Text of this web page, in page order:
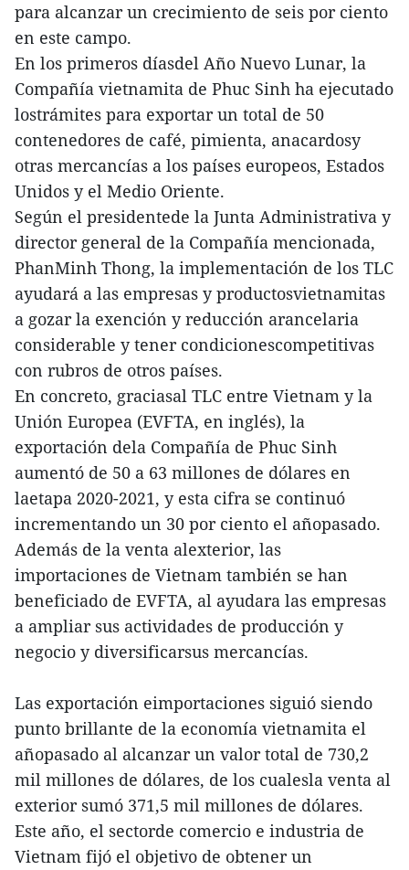
para alcanzar un crecimiento de seis por ciento
en este campo.
En los primeros díasdel Año Nuevo Lunar, la
Compañía vietnamita de Phuc Sinh ha ejecutado
lostrámites para exportar un total de 50
contenedores de café, pimienta, anacardosy
otras mercancías a los países europeos, Estados
Unidos y el Medio Oriente.
Según el presidentede la Junta Administrativa y
director general de la Compañía mencionada,
PhanMinh Thong, la implementación de los TLC
ayudará a las empresas y productosvietnamitas
a gozar la exención y reducción arancelaria
considerable y tener condicionescompetitivas
con rubros de otros países.
En concreto, graciasal TLC entre Vietnam y la
Unión Europea (EVFTA, en inglés), la
exportación dela Compañía de Phuc Sinh
aumentó de 50 a 63 millones de dólares en
laetapa 2020-2021, y esta cifra se continuó
incrementando un 30 por ciento el añopasado.
Además de la venta alexterior, las
importaciones de Vietnam también se han
beneficiado de EVFTA, al ayudara las empresas
a ampliar sus actividades de producción y
negocio y diversificarsus mercancías.
Las exportación eimportaciones siguió siendo
punto brillante de la economía vietnamita el
añopasado al alcanzar un valor total de 730,2
mil millones de dólares, de los cualesla venta al
exterior sumó 371,5 mil millones de dólares.
Este año, el sectorde comercio e industria de
Vietnam fijó el objetivo de obtener un